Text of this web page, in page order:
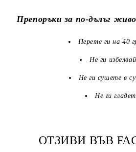
Препоръки за по-дълъг
Перете ги на 40
Не ги
Не ги сушете в
Не ги
ОТЗИВИ ВЪВ